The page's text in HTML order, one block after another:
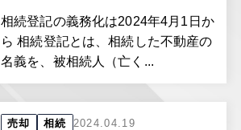
相続登記の義務化は2024年4月1日か
ら 相続登記とは、相続した不動産の
名義を、被相続人（亡く...
売却 相続 2024.04.19